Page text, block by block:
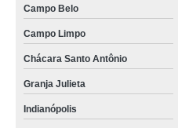
Campo Belo
Campo Limpo
Chácara Santo Antônio
Granja Julieta
Indianópolis